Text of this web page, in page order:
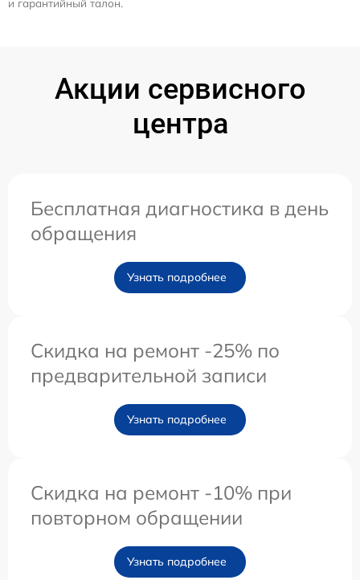
и гарантийный талон.
Акции сервисного
центра
Бесплатная диагностика в день
обращения
Узнать подробнее
Скидка на ремонт -25% по
предварительной записи
Узнать подробнее
Скидка на ремонт -10% при
повторном обращении
Узнать подробнее